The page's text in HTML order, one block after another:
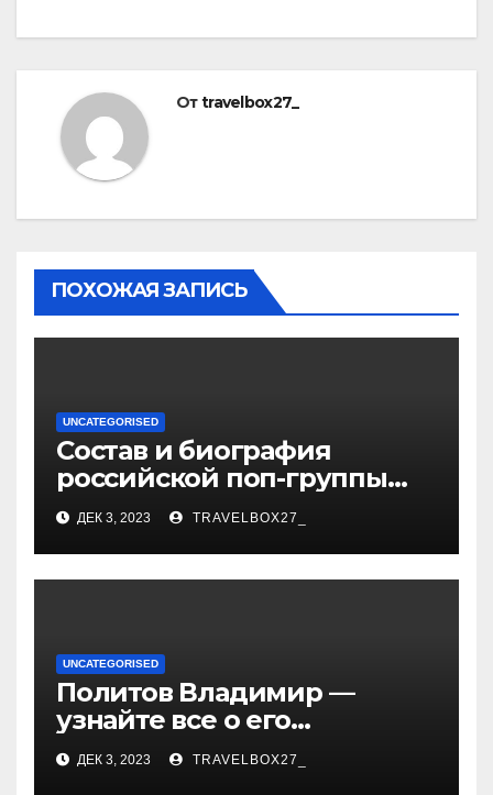
Отtravelbox27_
ПОХОЖАЯ ЗАПИСЬ
UNCATEGORISED
Состав и биография
российской поп-группы
«Иванушки интернешнл»
— история успеха, музыка
и судьбы участников
ДЕК 3, 2023 TRAVELBOX27_
UNCATEGORISED
Политов Владимир —
узнайте все о его
биографии, возрасте и
впечатляющих
ДЕК 3, 2023 TRAVELBOX27_